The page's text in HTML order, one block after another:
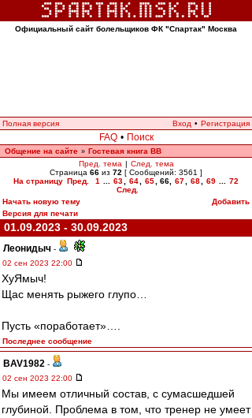
Официальный сайт болельщиков ФК "Спартак" Москва
Полная версия Вход • Регистрация
FAQ • Поиск
Общение на сайте » Гостевая книга ВВ
Пред. тема | След. тема
Страница 66 из 72 [ Сообщений: 3561 ]
На страницу Пред. 1 63 64 65 66 67 68 69
72
След.
Начать новую тему
Добавить
Версия для печати
01.09.2023 - 30.09.2023
Леонидыч -
02 сен 2023 22:00
ХуЯмыч!
Щас менять рыжего глупо…
Пусть «поработает»….
Последнее сообщение
BAV1982 -
02 сен 2023 22:00
Мы имеем отличный состав, с сумасшедшей
глубиной. Проблема в том, что тренер не умеет